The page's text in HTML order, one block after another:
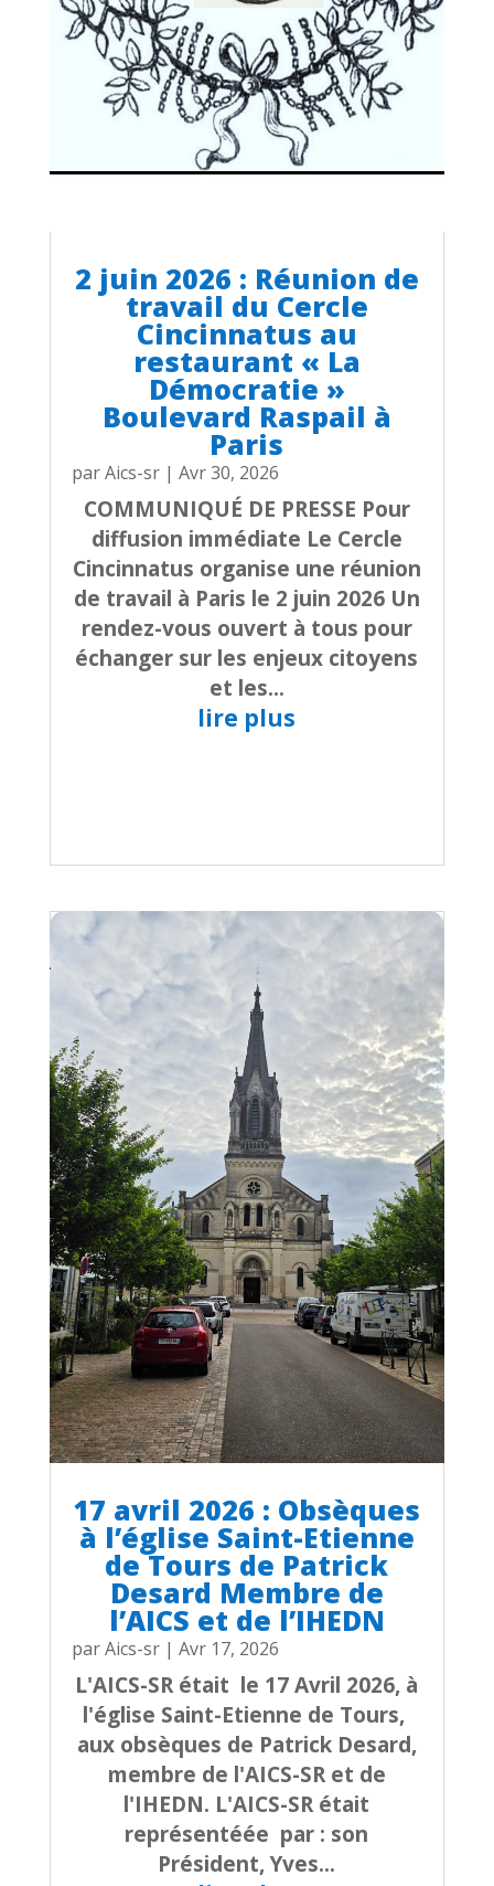
2 juin 2026 : Réunion de
travail du Cercle
Cincinnatus au
restaurant « La
Démocratie »
Boulevard Raspail à
Paris
parAics-sr| Avr 30, 2026
COMMUNIQUÉ DE PRESSE Pour
diffusion immédiate Le Cercle
Cincinnatus organise une réunion
de travail à Paris le 2 juin 2026 Un
rendez-vous ouvert à tous pour
échanger sur les enjeux citoyens
et les...
lire plus
17 avril 2026 : Obsèques
à l’église Saint-Etienne
de Tours de Patrick
Desard Membre de
l’AICS et de l’IHEDN
parAics-sr| Avr 17, 2026
L'AICS-SR était le 17 Avril 2026, à
l'église Saint-Etienne de Tours,
aux obsèques de Patrick Desard,
membre de l'AICS-SR et de
l'IHEDN. L'AICS-SR était
représentéée par : son
Président, Yves...